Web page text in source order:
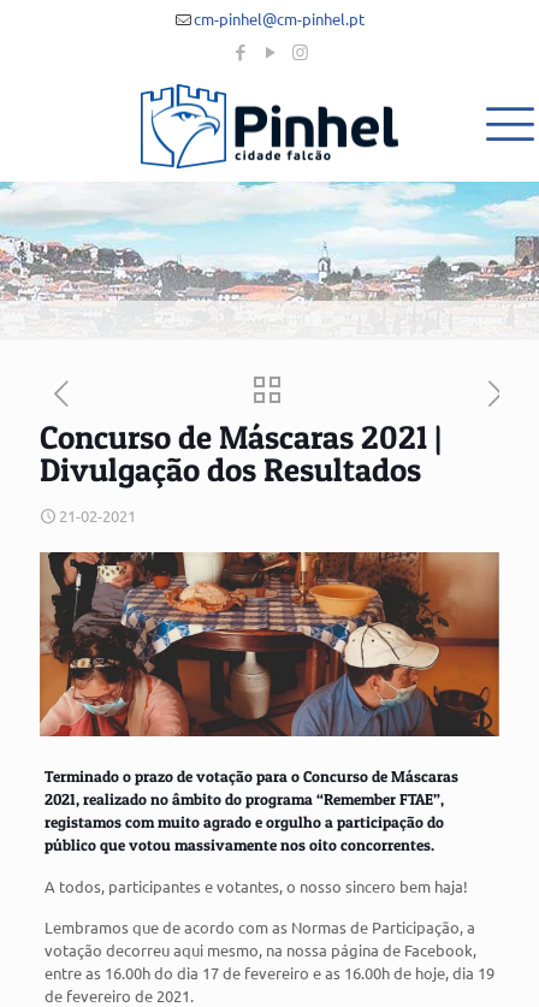
cm-pinhel@cm-pinhel.pt
Concurso de Máscaras 2021 |
Divulgação dos Resultados
21-02-2021
Terminado o prazo de votação para o Concurso de Máscaras
2021, realizado no âmbito do programa “Remember FTAE”,
registamos com muito agrado e orgulho a participação do
público que votou massivamente nos oito concorrentes.
A todos, participantes e votantes, o nosso sincero bem haja!
Lembramos que de acordo com as Normas de Participação, a
votação decorreu aqui mesmo, na nossa página de Facebook,
entre as 16.00h do dia 17 de fevereiro e as 16.00h de hoje, dia 19
de fevereiro de 2021.